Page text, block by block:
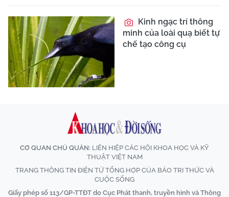
Kinh ngạc trí thông
minh của loài quạ biết tự
chế tạo công cụ
CƠ QUAN CHỦ QUẢN: LIÊN HIỆP CÁC HỘI KHOA HỌC VÀ KỸ
THUẬT VIỆT NAM
TRANG THÔNG TIN ĐIỆN TỬ TỔNG HỢP CỦA BÁO TRI THỨC VÀ
CUỘC SỐNG
Giấy phép số 113/GP-TTĐT do Cục Phát thanh, truyền hình và Thông